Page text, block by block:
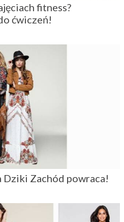
fitness?
ćwiczeń!
Dziki Zachód powraca!